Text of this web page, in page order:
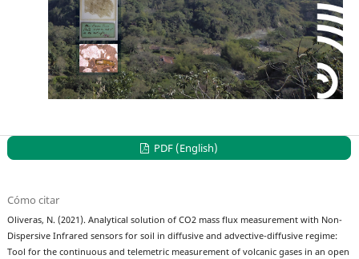
PDF (English)
Cómo citar
Oliveras, N. (2021). Analytical solution of CO2 mass flux measurement with Non-
Dispersive Infrared sensors for soil in diffusive and advective-diffusive regime:
Tool for the continuous and telemetric measurement of volcanic gases in an open